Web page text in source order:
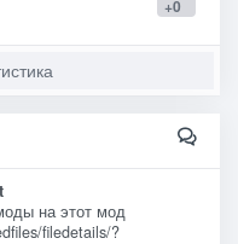
+0
на этот мод
filedetails/?